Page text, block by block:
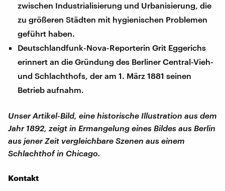
zwischen Industrialisierung und Urbanisierung, die
zu größeren Städten mit hygienischen Problemen
geführt haben.
Deutschlandfunk-Nova-Reporterin Grit Eggerichs
erinnert an die Gründung des Berliner Central-Vieh-
und Schlachthofs, der am 1. März 1881 seinen
Betrieb aufnahm.
Unser Artikel-Bild, eine historische Illustration aus dem
Jahr 1892, zeigt in Ermangelung eines Bildes aus Berlin
aus jener Zeit vergleichbare Szenen aus einem
Schlachthof in Chicago.
Kontakt